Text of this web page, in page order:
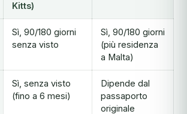
Kitts)
Sì, 90/180 giorni
senza visto
Sì, 90/180 giorni
(più residenza
a Malta)
Sì, senza visto
(fino a 6 mesi)
Dipende dal
passaporto
originale